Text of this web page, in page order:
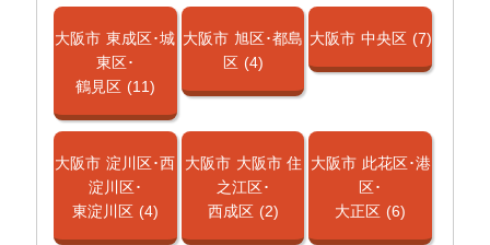
大阪市 東成区･城
東区･
鶴見区 (11)
大阪市 旭区･都島
区 (4)
大阪市 中央区 (7)
大阪市 淀川区･西
淀川区･
東淀川区 (4)
大阪市 大阪市 住
之江区･
西成区 (2)
大阪市 此花区･港
区･
大正区 (6)